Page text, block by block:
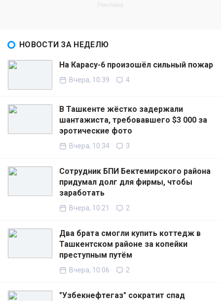
НОВОСТИ ЗА НЕДЕЛЮ
На Карасу-6 произошёл сильный пожар
Вчера, 10:39 4
В Ташкенте жёстко задержали
шантажиста, требовавшего $3 000 за
эротические фото
Вчера, 10:34 3
Сотрудник БПИ Бектемирского района
придумал долг для фирмы, чтобы
заработать
Вчера, 10:21 2
Два брата смогли купить коттедж в
Ташкентском районе за копейки
преступным путём
Вчера, 10:06 2
"Узбекнефтегаз" сократит спад